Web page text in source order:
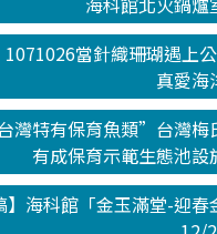
1071026當針織珊瑚遇上公
真愛海
台灣特有保育魚類”台灣
有成保育示範生態池設
】海科館「金玉滿堂-迎春